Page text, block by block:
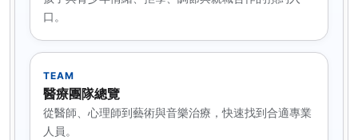
口。
TEAM
醫療團隊總覽
從醫師、心理師到藝術與音樂治療，快速找到合適專業
人員。